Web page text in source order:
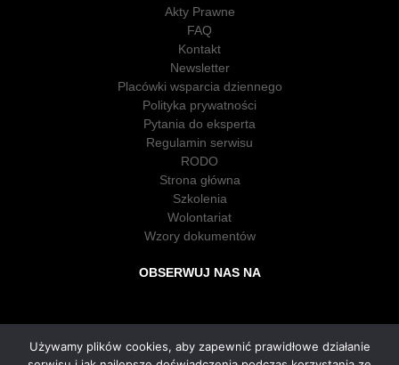
Akty Prawne
FAQ
Kontakt
Newsletter
Placówki wsparcia dziennego
Polityka prywatności
Pytania do eksperta
Regulamin serwisu
RODO
Strona główna
Szkolenia
Wolontariat
Wzory dokumentów
OBSERWUJ NAS NA
Używamy plików cookies, aby zapewnić prawidłowe działanie